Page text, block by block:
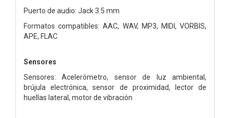
Puerto de audio: Jack 3.5 mm
Formatos compatibles: AAC, WAV, MP3, MIDI, VORBIS,
APE, FLAC
Sensores
Sensores: Acelerómetro, sensor de luz ambiental,
brújula electrónica, sensor de proximidad, lector de
huellas lateral, motor de vibración